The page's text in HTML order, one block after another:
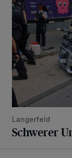
Langerfeld
Schwerer